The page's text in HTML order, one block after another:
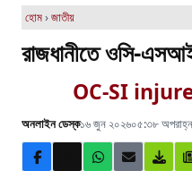
হোম›জাতীয়
রাজধানীতে ওসি-
OC-SI
অনলাইন ডেস্ক১৬ জুন ২০২৬০৫:৩৮ অপরাহ্ন